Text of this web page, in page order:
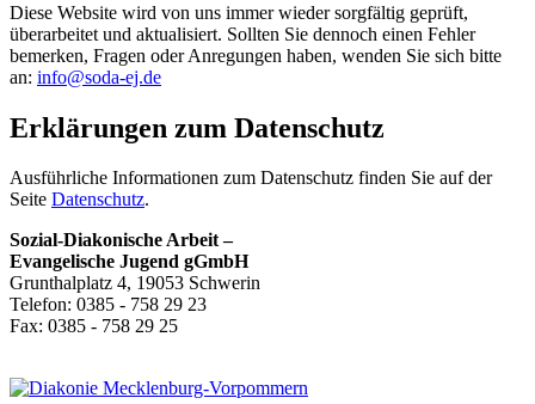
Diese Website wird von uns immer wieder sorgfältig geprüft,
überar­beitet und aktua­li­siert. Sollten Sie dennoch einen Fehler
bemerken, Fragen oder Anregungen haben, wenden Sie sich bitte
an: info@soda-ej.de
Erklä­rungen zum Datenschutz
Ausführ­liche Infor­ma­tionen zum Daten­schutz finden Sie auf der
Seite Daten­schutz.
Sozial-Diakonische Arbeit –
Evangelische Jugend gGmbH
Grunthalplatz 4, 19053 Schwerin
Telefon: 0385 - 758 29 23
Fax: 0385 - 758 29 25